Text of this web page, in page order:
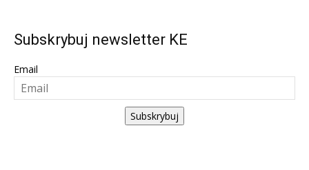
Subskrybuj newsletter KE
Email
Subskrybuj